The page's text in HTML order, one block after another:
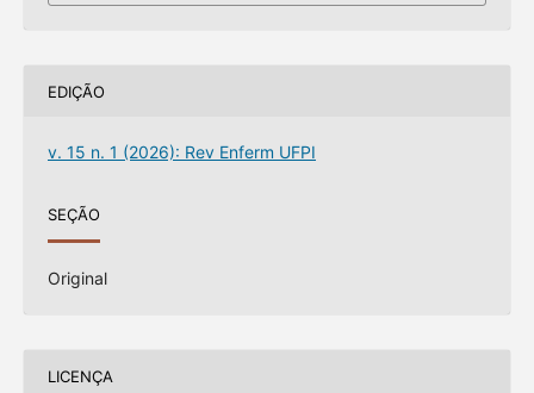
EDIÇÃO
v. 15 n. 1 (2026): Rev Enferm UFPI
SEÇÃO
Original
LICENÇA